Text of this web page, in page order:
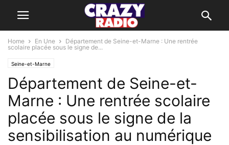
Home En Une
Département de Seine-et-Marne : Une rentrée
scolaire placée sous le signe de...
Seine-et-Marne
Département de Seine-et-
Marne : Une rentrée scolaire
placée sous le signe de la
sensibilisation au numérique